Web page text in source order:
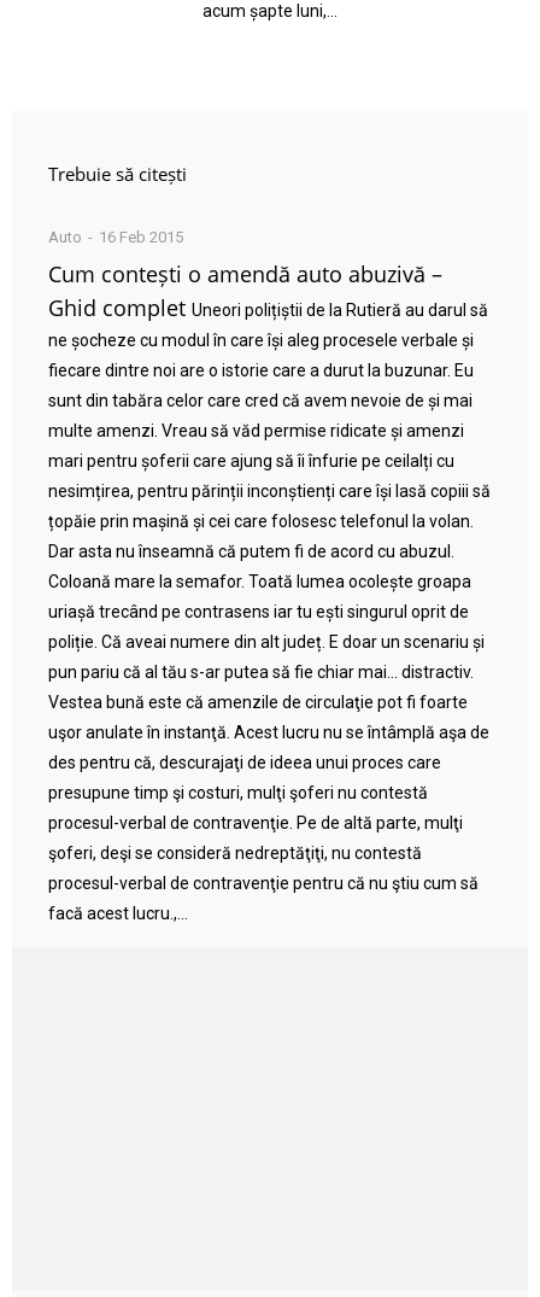
acum șapte luni,…
Trebuie să citești
Auto 16 Feb 2015
Cum contești o amendă auto abuzivă –
Ghid complet Uneori polițiștii de la Rutieră au darul să
ne șocheze cu modul în care își aleg procesele verbale și
fiecare dintre noi are o istorie care a durut la buzunar. Eu
sunt din tabăra celor care cred că avem nevoie de și mai
multe amenzi. Vreau să văd permise ridicate și amenzi
mari pentru șoferii care ajung să îi înfurie pe ceilalți cu
nesimțirea, pentru părinții inconștienți care își lasă copiii să
țopăie prin mașină și cei care folosesc telefonul la volan.
Dar asta nu înseamnă că putem fi de acord cu abuzul.
Coloană mare la semafor. Toată lumea ocolește groapa
uriașă trecând pe contrasens iar tu ești singurul oprit de
poliție. Că aveai numere din alt județ. E doar un scenariu și
pun pariu că al tău s-ar putea să fie chiar mai… distractiv.
Vestea bună este că amenzile de circulaţie pot fi foarte
uşor anulate în instanţă. Acest lucru nu se întâmplă aşa de
des pentru că, descurajaţi de ideea unui proces care
presupune timp şi costuri, mulţi şoferi nu contestă
procesul-verbal de contravenţie. Pe de altă parte, mulţi
şoferi, deşi se consideră nedreptăţiţi, nu contestă
procesul-verbal de contravenţie pentru că nu ştiu cum să
facă acest lucru.,...